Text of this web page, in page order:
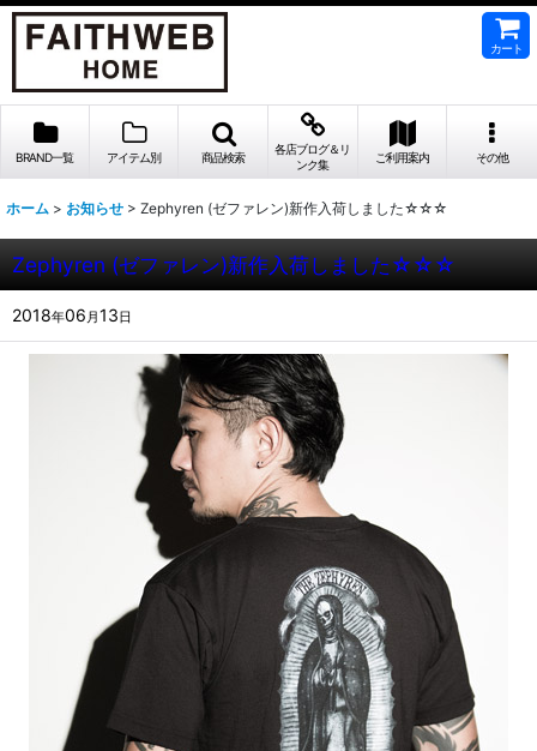
カート
BRAND一覧 アイテム別 商品検索
各店ブログ＆リ
ンク集
ご利用案内 その他
ホーム > お知らせ > Zephyren (ゼファレン)新作入荷しました☆☆☆
Zephyren (ゼファレン)新作入荷しました☆☆☆
2018年06 月13日